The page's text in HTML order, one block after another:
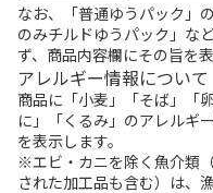
なお、「普通ゆうパック」
のみチルドゆうパック」な
ず、商品内容欄にその旨を
アレルギー情報について
商品に「小麦」「そば」「
に」「くるみ」のアレルギ
を表示します。
※エビ・カニを除く魚介類
された加工品も含む）は、